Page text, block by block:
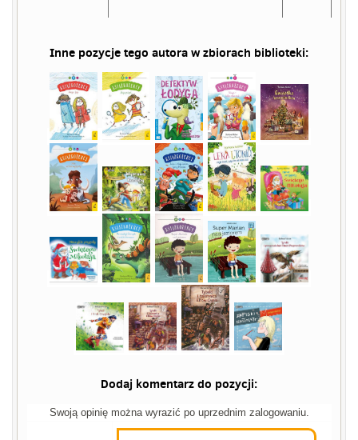
Inne pozycje tego autora w zbiorach biblioteki:
Dodaj komentarz do pozycji:
Swoją opinię można wyrazić po uprzednim zalogowaniu.